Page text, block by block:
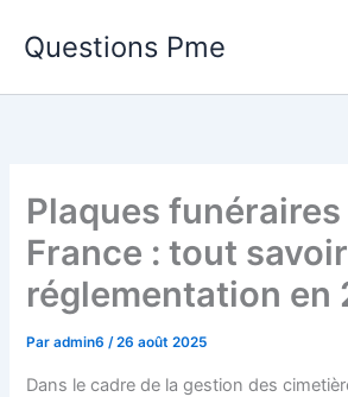
Questions Pme
Plaques funéraires
France : tout
réglementation en
Paradmin6/26 août 2025
Dans le cadre de la gestion des